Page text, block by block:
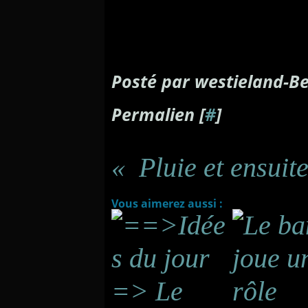
Posté par westieland-
Permalien [#]
Vous aimerez aussi :